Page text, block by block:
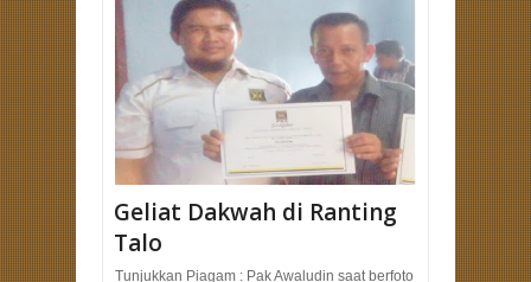
Geliat Dakwah di Ranting
Talo
Tunjukkan Piagam : Pak Awaludin saat berfoto